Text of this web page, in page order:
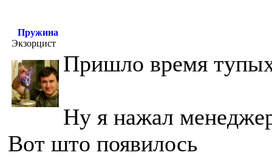
Пружина
Экзорцист
Пришло время
Ну я нажал
Вот што появилось